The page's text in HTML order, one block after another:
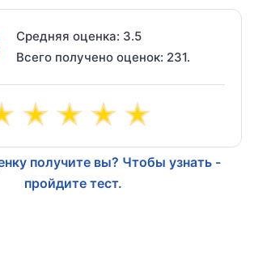
Средняя оценка: 3.5
Всего получено оценок: 231.
получите вы? Чтобы узнать -
пройдите тест.